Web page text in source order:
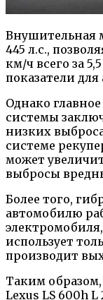
Внушительная
445 л.с.,
км/ч всего за
показатели
Однако
системы
низких
системе
может
выбросы
Более того,
автомобилю
использует
производит
Таким
Lexus LS 600h L